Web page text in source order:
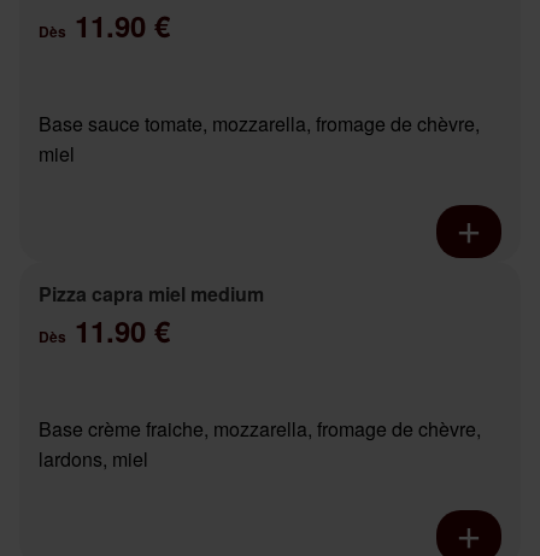
Dès 11.90 €
Base sauce tomate, mozzarella, fromage de chèvre,
miel
Pizza capra miel medium
Dès 11.90 €
Base crème fraiche, mozzarella, fromage de chèvre,
lardons, miel